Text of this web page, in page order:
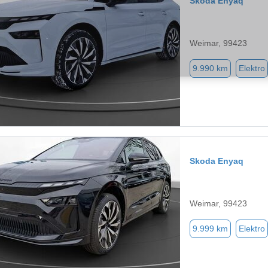
Weimar, 99423
9.990 km Elektro
Skoda Enyaq
Weimar, 99423
9.999 km Elektro